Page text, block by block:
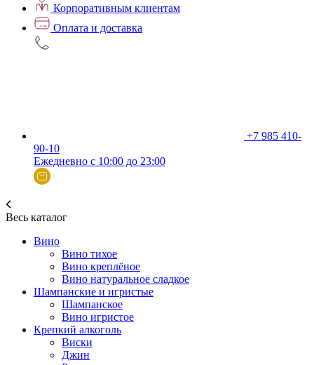
Корпоративным клиентам
Оплата и доставка
+7 985 410-
90-10
Ежедневно с 10:00 до 23:00
Весь каталог
Вино
Вино тихое
Вино креплёное
Вино натуральное сладкое
Шампанские и игристые
Шампанское
Вино игристое
Крепкий алкоголь
Виски
Джин